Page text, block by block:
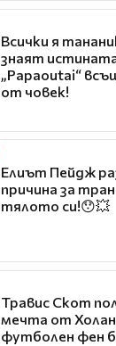
Всички я
знаят
„Papaoutai“
от човек!
Елиът Пейдж
причина за
тялото си!😯💥
Травис Скот
мечта от
футболен фен